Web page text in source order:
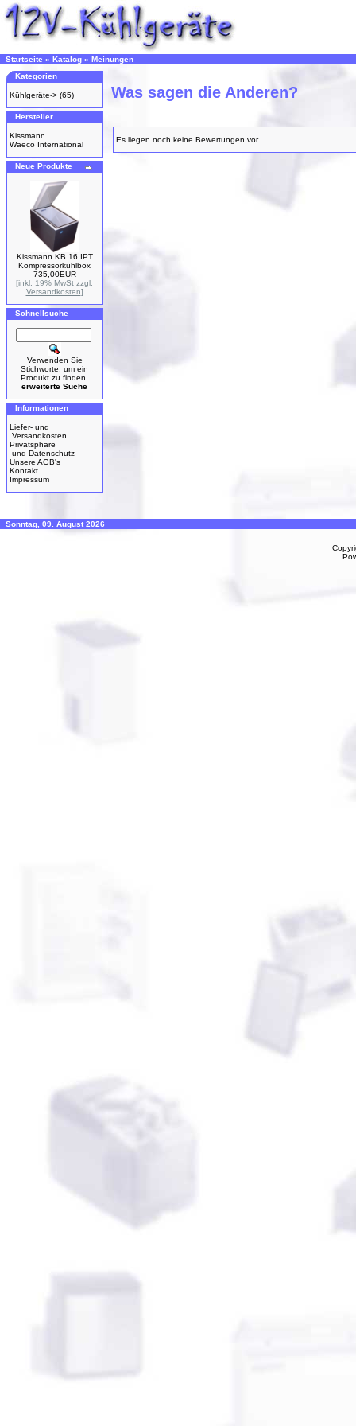
Startseite » Katalog » Meinungen
Kategorien
Kühlgeräte-> (65)
Hersteller
Kissmann
Waeco International
Neue Produkte
Kissmann KB 16 IPT
Kompressorkühlbox
735,00EUR
[inkl. 19% MwSt zzgl.
Versandkosten]
Schnellsuche
Verwenden Sie
Stichworte, um ein
Produkt zu finden.
erweiterte Suche
Informationen
Liefer- und
Versandkosten
Privatsphäre
und Datenschutz
Unsere AGB's
Kontakt
Impressum
Was sagen die Anderen?
Es liegen noch keine Bewertungen vor.
Sonntag, 09. August 2026